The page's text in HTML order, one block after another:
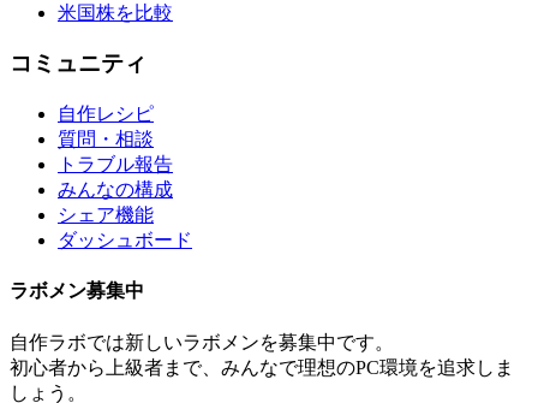
米国株を比較
コミュニティ
自作レシピ
質問・相談
トラブル報告
みんなの構成
シェア機能
ダッシュボード
ラボメン募集中
自作ラボでは新しいラボメンを募集中です。
初心者から上級者まで、みんなで理想のPC環境を追求しま
しょう。